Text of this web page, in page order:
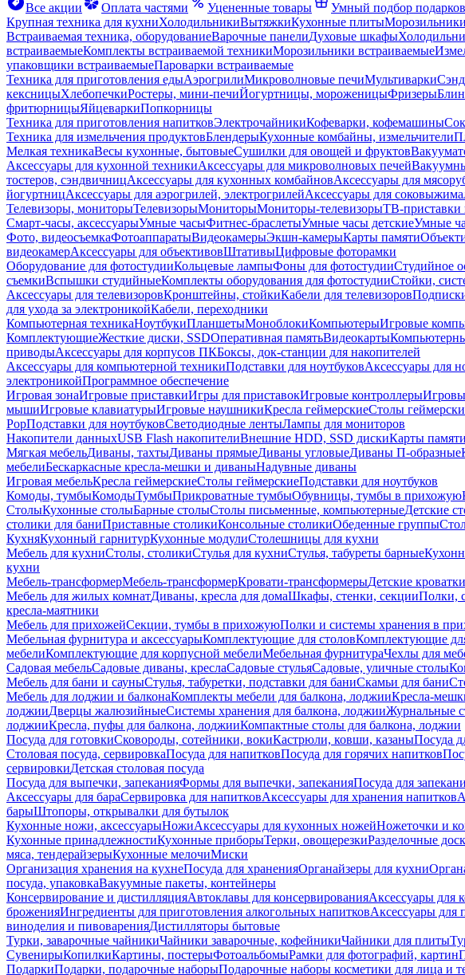
Все акции
Оплата частями Уцененные товары Умный подбор подарков
Крупная техника для кухниХолодильникиВытяжкиКухонные плитыМорозильники
Встраиваемая техника, оборудованиеВарочные панелиДуховые шкафы
встраиваемыеКомплекты встраиваемой техникиМорозильники встраиваемые
упаковщики встраиваемыеПароварки встраиваемые
Техника для приготовления едыАэрогрилиМикроволновые печиМультиварки
кексницыХлебопечкиРостеры, мини-печиЙогуртницы, мороженицыФризеры
фритюрницыЯйцеваркиПопкорницы
Техника для приготовления напитковЭлектрочайникиКофеварки, кофемашины
Техника для измельчения продуктовБлендерыКухонные комбайны, измельчители
Мелкая техникаВесы кухонные, бытовыеСушилки для овощей и фруктов
Аксессуары для кухонной техникиАксессуары для микроволновых печей
тостеров, сэндвичницАксессуары для кухонных комбайновАксессуары для
йогуртницАксессуары для аэрогрилей, электрогрилейАксессуары для
Телевизоры, мониторыТелевизорыМониторыМониторы-телевизорыТВ-приставки
Смарт-часы, аксессуарыУмные часыФитнес-браслетыУмные часы детскиеУмные
Фото, видеосъемкаФотоаппаратыВидеокамерыЭкшн-камерыКарты памяти
видеокамерАксессуары для объективовШтативыЦифровые фоторамки
Оборудование для фотостудииКольцевые лампыФоны для фотостудииСтудийное
съемкиВспышки студийныеКомплекты оборудования для фотостудииСтойки,
Аксессуары для телевизоровКронштейны, стойкиКабели для телевизоров
для ухода за электроникойКабели, переходники
Компьютерная техникаНоутбукиПланшетыМоноблокиКомпьютерыИгровые
КомплектующиеЖесткие диски, SSDОперативная памятьВидеокарты
приводыАксессуары для корпусов ПКБоксы, док-станции для накопителей
Аксессуары для компьютерной техникиПодставки для ноутбуковАксессуары для
электроникойПрограммное обеспечение
Игровая зонаИгровые приставкиИгры для приставокИгровые контроллеры
мышиИгровые клавиатурыИгровые наушникиКресла геймерскиеСтолы
PopПодставки для ноутбуковСветодиодные лентыЛампы для мониторов
Накопители данныхUSB Flash накопителиВнешние HDD, SSD дискиКарты памяти
Мягкая мебельДиваны, тахтыДиваны прямыеДиваны угловыеДиваны П-образные
мебелиБескаркасные кресла-мешки и диваныНадувные диваны
Игровая мебельКресла геймерскиеСтолы геймерскиеПодставки для ноутбуков
Комоды, тумбыКомодыТумбыПрикроватные тумбыОбувницы, тумбы в прихожую
СтолыКухонные столыБарные столыСтолы письменные, компьютерныеДетские
столики для баниПриставные столикиКонсольные столикиОбеденные группы
КухняКухонный гарнитурКухонные модулиСтолешницы для кухни
Мебель для кухниСтолы, столикиСтулья для кухниСтулья, табуреты барные
кухни
Мебель-трансформерМебель-трансформерКровати-трансформерыДетские
Мебель для жилых комнатДиваны, кресла для домаШкафы, стенки, секцииПолки,
кресла-маятники
Мебель для прихожейСекции, тумбы в прихожуюПолки и системы хранения в
Мебельная фурнитура и аксессуарыКомплектующие для столовКомплектующие
мебелиКомплектующие для корпусной мебелиМебельная фурнитураЧехлы для
Садовая мебельСадовые диваны, креслаСадовые стульяСадовые, уличные столы
Мебель для бани и сауныСтулья, табуретки, подставки для баниСкамьи для бани
Мебель для лоджии и балконаКомплекты мебели для балкона, лоджииКресла-
лоджииДверцы жалюзийныеСистемы хранения для балкона, лоджииЖурнальные
лоджииКресла, пуфы для балкона, лоджииКомпактные столы для балкона, лоджии
Посуда для готовкиСковороды, сотейники, вокиКастрюли, ковши, казаныПосуда
Столовая посуда, сервировкаПосуда для напитковПосуда для горячих напитков
сервировкиДетская столовая посуда
Посуда для выпечки, запеканияФормы для выпечки, запеканияПосуда для
Аксессуары для бараСервировка для напитковАксессуары для хранения напитков
барыШтопоры, открывалки для бутылок
Кухонные ножи, аксессуарыНожиАксессуары для кухонных ножейНожеточки и
Кухонные принадлежностиКухонные приборыТерки, овощерезкиРазделочные
мяса, тендерайзерыКухонные мелочиМиски
Организация хранения на кухнеПосуда для храненияОрганайзеры для кухни
посуда, упаковкаВакуумные пакеты, контейнеры
Консервирование и дистилляцияАвтоклавы для консервированияАксессуары для
броженияИнгредиенты для приготовления алкогольных напитковАксессуары для
виноделия и пивоваренияДистилляторы бытовые
Турки, заварочные чайникиЧайники заварочные, кофейникиЧайники для плиты
СувенирыКопилкиКартины, постерыФотоальбомыРамки для фотографий, картин
ПодаркиПодарки, подарочные наборыПодарочные наборы косметики для лица и